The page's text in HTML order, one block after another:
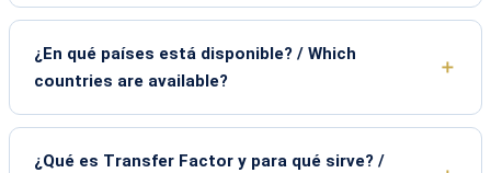
¿En qué países está disponible? / Which
countries are available?
¿Qué es Transfer Factor y para qué sirve? /